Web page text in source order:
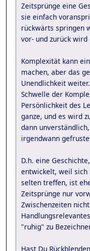
Zeitsprünge eine
sie einfach
rückwärts springen
vor- und zurück
Komplexität kann
machen, aber das
Unendlichkeit
Schwelle der
Persönlichkeit des
ganze, und es wird
dann
irgendwann
D.h. eine
entwickelt, weil sich
selten treffen, ist
Zeitsprünge nur
Zwischenzeiten
"ruhig" zu
Hast Du